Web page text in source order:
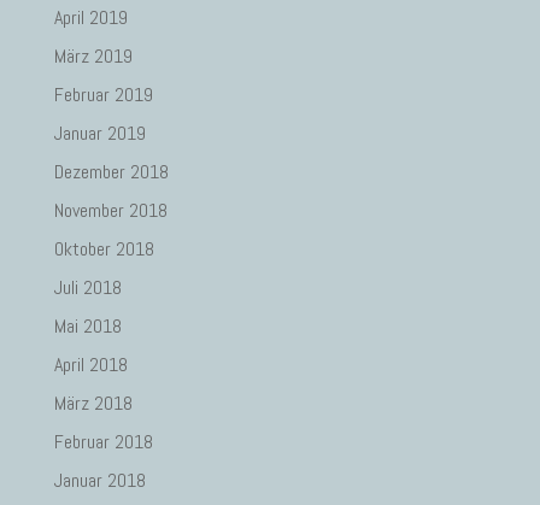
April 2019
März 2019
Februar 2019
Januar 2019
Dezember 2018
November 2018
Oktober 2018
Juli 2018
Mai 2018
April 2018
März 2018
Februar 2018
Januar 2018